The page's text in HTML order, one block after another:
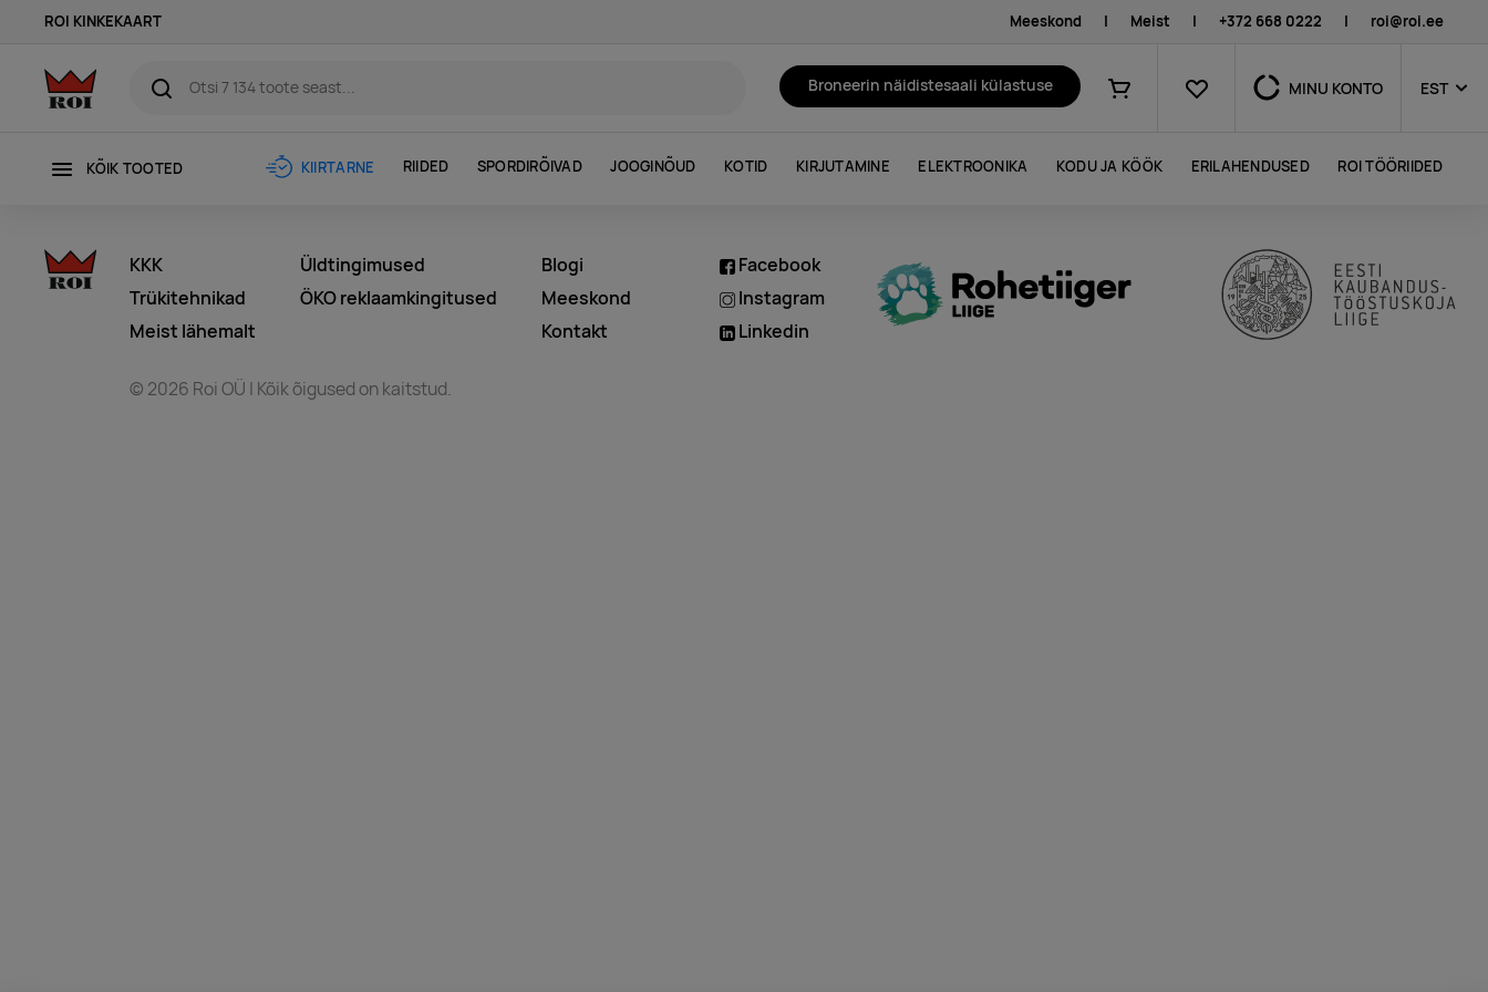
ROI KINKEKAART Meeskond | Meist | +372 668 0222 | roi@roi.ee
Broneerin näidistesaali külastuse
Ostukorv
Lemmikud MINU KONTO EST
KÕIK TOOTED KIIRTARNE RIIDED SPORDIRÕIVAD JOOGINÕUD KOTID KIRJUTAMINE ELEKTROONIKA KODU JA KÖÖK ERILAHENDUSED ROI TÖÖRIIDED
KKK
Trükitehnikad
Meist lähemalt
Üldtingimused
ÖKO reklaamkingitused
Blogi
Meeskond
Kontakt
Facebook
Instagram
Linkedin
© 2026 Roi OÜ | Kõik õigused on kaitstud.